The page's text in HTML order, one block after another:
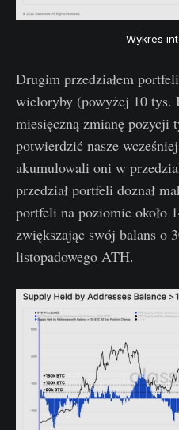
Wykres
Drugim przedziałem
wieloryby (powyżej 10 tys.
miesięczną zmianę pozycji
potwierdzić nasze
akumulowali oni w
przedział portfeli doznał
portfeli na poziomie około
zwiększając swój balans o
listopadowego ATH.